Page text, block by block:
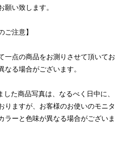
願い致します。
ご注意】
一点の商品をお測りさせて頂いてお
なる場合がございます。
た商品写真は、なるべく日中に、
りますが、お客様のお使いのモニタ
ラーと色味が異なる場合がございま